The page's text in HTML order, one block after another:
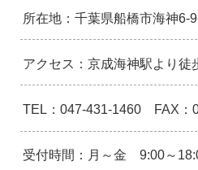
所在地：千葉県船橋市海神6-
アクセス： 京成海神駅より徒
TEL：047-431-1460 FAX：
受付時間：月～金 9:00～